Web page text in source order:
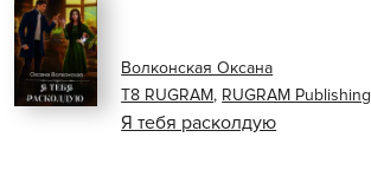
Я тебя расколдую
Волконская Оксана
Т8 RUGRAM, RUGRAM Publishing